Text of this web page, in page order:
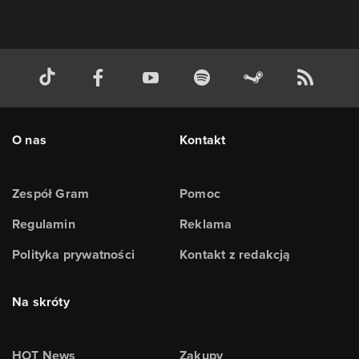
O nas
Zespół Gram
Regulamin
Polityka prywatności
Kontakt
Pomoc
Reklama
Kontakt z redakcją
Na skróty